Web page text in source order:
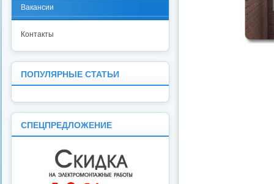
Вакансии
Контакты
ПОПУЛЯРНЫЕ СТАТЬИ
СПЕЦПРЕДЛОЖЕНИЕ